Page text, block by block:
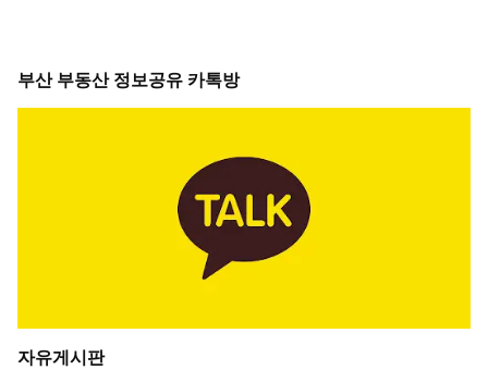
부산 부동산 정보공유 카톡방
자유게시판